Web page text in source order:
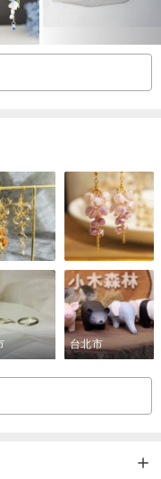
、蝴蝶花及各式花葉材料
花材搭配。
配色請與設計師聊聊～
請與設計師溝通確認。
請選擇黑貓宅配。
改運費（自取改免運，
台北市